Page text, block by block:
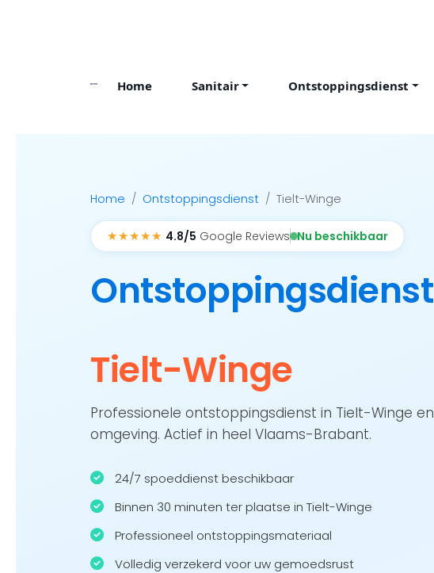
Home Sanitair Ontstoppingsdienst
Home Ontstoppingsdienst Tielt-Winge
★★★★★ 4.8/5 Google Reviews Nu beschikbaar
Ontstoppingsdienst
Tielt-Winge
Professionele ontstoppingsdienst in Tielt-Winge en
omgeving. Actief in heel Vlaams-Brabant.
24/7 spoeddienst beschikbaar
Binnen 30 minuten ter plaatse in Tielt-Winge
Professioneel ontstoppingsmateriaal
Volledig verzekerd voor uw gemoedsrust